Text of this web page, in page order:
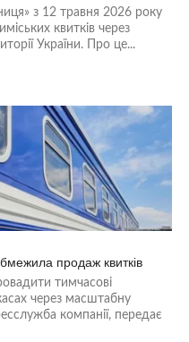
з 12 травня 2026 року
квитків через
України. Про це...
продаж квитків
тимчасові
через масштабну
компанії, передає